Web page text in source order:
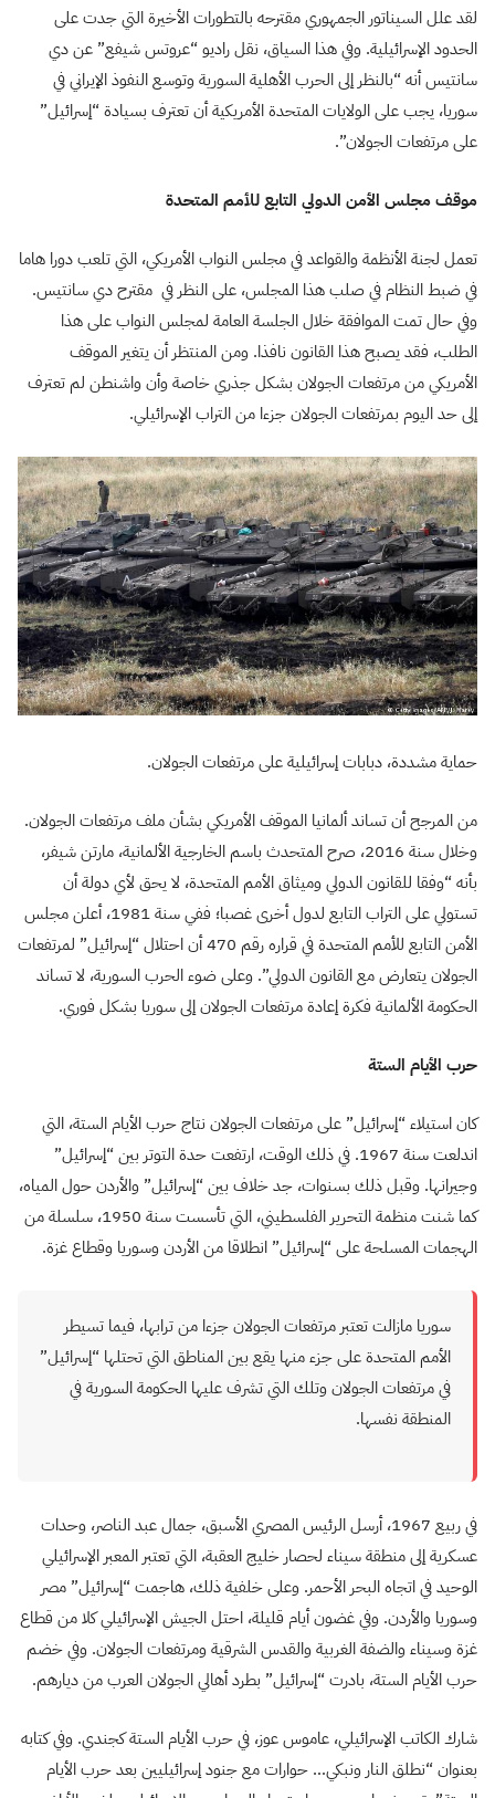
لقد علل السيناتور الجمهوري مقترحه بالتطورات الأخيرة التي جدت على
الحدود الإسرائيلية. وفي هذا السياق، نقل راديو “عروتس شيفع” عن دي
سانتيس أنه “بالنظر إلى الحرب الأهلية السورية وتوسع النفوذ الإيراني في
سوريا، يجب على الولايات المتحدة الأمريكية أن تعترف بسيادة “إسرائيل”
على مرتفعات الجولان”.
موقف مجلس الأمن الدولي التابع للأمم المتحدة
تعمل لجنة الأنظمة والقواعد في مجلس النواب الأمريكي، التي تلعب دورا هاما
في ضبط النظام في صلب هذا المجلس، على النظر في مقترح دي سانتيس.
وفي حال تمت الموافقة خلال الجلسة العامة لمجلس النواب على هذا
الطلب، فقد يصبح هذا القانون نافذا. ومن المنتظر أن يتغير الموقف
الأمريكي من مرتفعات الجولان بشكل جذري خاصة وأن واشنطن لم تعترف
إلى حد اليوم بمرتفعات الجولان جزءا من التراب الإسرائيلي.
حماية مشددة، دبابات إسرائيلية على مرتفعات الجولان.
من المرجح أن تساند ألمانيا الموقف الأمريكي بشأن ملف مرتفعات الجولان.
وخلال سنة 2016، صرح المتحدث باسم الخارجية الألمانية، مارتن شيفر،
بأنه “وفقا للقانون الدولي وميثاق الأمم المتحدة، لا يحق لأي دولة أن
تستولي على التراب التابع لدول أخرى غصبا؛ ففي سنة 1981، أعلن مجلس
الأمن التابع للأمم المتحدة في قراره رقم 470 أن احتلال “إسرائيل” لمرتفعات
الجولان يتعارض مع القانون الدولي”. وعلى ضوء الحرب السورية، لا تساند
الحكومة الألمانية فكرة إعادة مرتفعات الجولان إلى سوريا بشكل فوري.
حرب الأيام الستة
كان استيلاء “إسرائيل” على مرتفعات الجولان نتاج حرب الأيام الستة، التي
اندلعت سنة 1967. في ذلك الوقت، ارتفعت حدة التوتر بين “إسرائيل”
وجيرانها. وقبل ذلك بسنوات، جد خلاف بين “إسرائيل” والأردن حول المياه،
كما شنت منظمة التحرير الفلسطيني، التي تأسست سنة 1950، سلسلة من
الهجمات المسلحة على “إسرائيل” انطلاقا من الأردن وسوريا وقطاع غزة.
سوريا مازالت تعتبر مرتفعات الجولان جزءا من ترابها، فيما تسيطر
الأمم المتحدة على جزء منها يقع بين المناطق التي تحتلها “إسرائيل”
في مرتفعات الجولان وتلك التي تشرف عليها الحكومة السورية في
المنطقة نفسها.
في ربيع 1967، أرسل الرئيس المصري الأسبق، جمال عبد الناصر، وحدات
عسكرية إلى منطقة سيناء لحصار خليج العقبة، التي تعتبر المعبر الإسرائيلي
الوحيد في اتجاه البحر الأحمر. وعلى خلفية ذلك، هاجمت “إسرائيل” مصر
وسوريا والأردن. وفي غضون أيام قليلة، احتل الجيش الإسرائيلي كلا من قطاع
غزة وسيناء والضفة الغربية والقدس الشرقية ومرتفعات الجولان. وفي خضم
حرب الأيام الستة، بادرت “إسرائيل” بطرد أهالي الجولان العرب من ديارهم.
شارك الكاتب الإسرائيلي، عاموس عوز، في حرب الأيام الستة كجندي. وفي كتابه
بعنوان “نطلق النار ونبكي… حوارات مع جنود إسرائيليين بعد حرب الأيام